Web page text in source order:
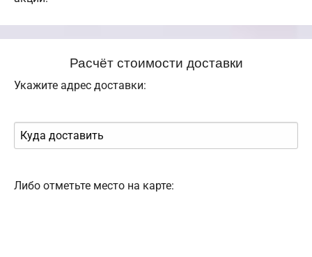
Расчёт стоимости доставки
Укажите адрес доставки:
Либо отметьте место на карте: